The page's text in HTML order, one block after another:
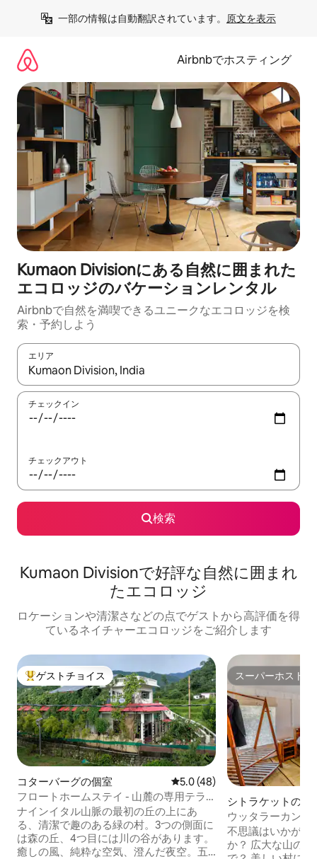
一部の情報は自動翻訳されています。 原文を表示
Airbnbでホスティング
Kumaon Divisionにある自然に囲まれた
エコロッジのバケーションレンタル
Airbnbで自然を満喫できるユニークなエコロッジを検
索・予約しよう
エリア
検索結果が表示されたら、上下の矢印キーを使って移動するか
チェックイン
チェックアウト
検索
Kumaon Divisionで好評な自然に囲まれ
たエコロッジ
ロケーションや清潔さなどの点でゲストから高評価を得
ているネイチャーエコロッジをご紹介します
大好評のゲストチョイスです。
ゲストチョイス
コターバーグの個室 レビュー48件、5つ星中5.0つ
5.0 (48)
フロートホームステイ - 山麓の専用テラ
ス
ナインイタル山脈の最初の丘の上にあ
る、清潔で趣のある緑の村。3つの側面に
は森の丘、4つ目には川の谷があります。
癒しの風、純粋な空気、澄んだ夜空。五
スーパーホスト
スーパーホスト
シトラケットの個
ウッタラーカンド
ナーズテント
不思議はいかがで
か？ 広大な山の